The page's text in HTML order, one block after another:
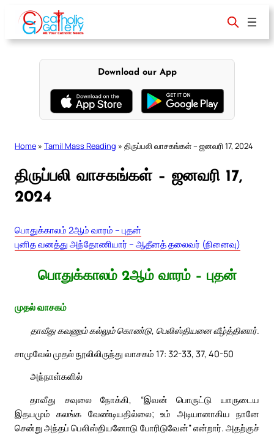
content
Download our App
Home » Tamil Mass Reading » திருப்பலி வாசகங்கள் – ஜனவரி 17, 2024
திருப்பலி வாசகங்கள் – ஜனவரி 17,
2024
பொதுக்காலம் 2ஆம் வாரம் – புதன்
புனித வனத்து அந்தோணியார் – ஆதீனத் தலைவர் (நினைவு)
பொதுக்காலம் 2ஆம் வாரம் – புதன்
முதல் வாசகம்
தாவீது கவணும் கல்லும் கொண்டு, பெலிஸ்தியனை வீழ்த்தினார்.
சாமுவேல் முதல் நூலிலிருந்து வாசகம் 17: 32-33, 37, 40-50
அந்நாள்களில்
தாவீது சவுலை நோக்கி, “இவன் பொருட்டு யாருடைய
இதயமும் கலங்க வேண்டியதில்லை; உம் அடியானாகிய நானே
சென்று அந்தப் பெலிஸ்தியனோடு போரிடுவேன்” என்றார். அதற்குச்